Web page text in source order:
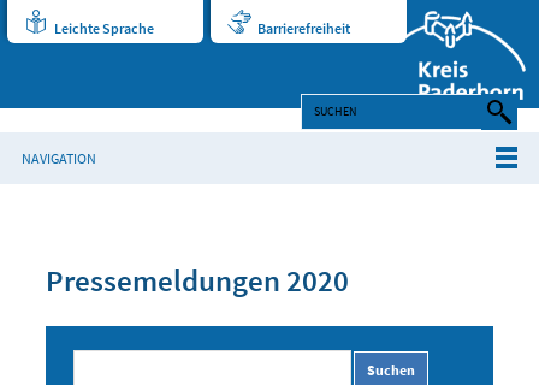
Leichte Sprache Barrierefreiheit
NAVIGATION
Pressemeldungen 2020
Suchen